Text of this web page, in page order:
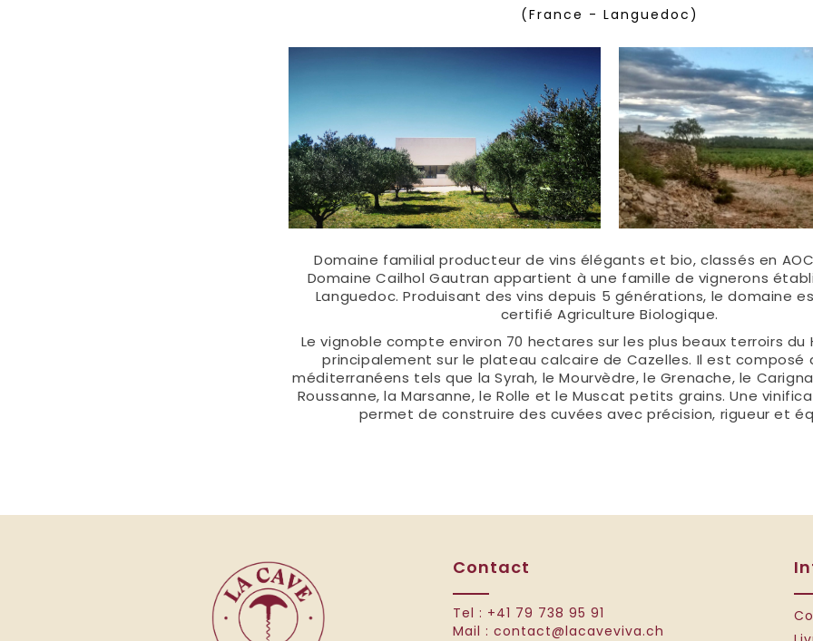
(France - Languedoc)
Domaine familial producteur de vins élégants et bio, classés en
Domaine Cailhol Gautran appartient à une famille de vignerons
Languedoc. Produisant des vins depuis 5 générations, le domaine
certifié Agriculture Biologique.
Le vignoble compte environ 70 hectares sur les plus beaux terroirs du
principalement sur le plateau calcaire de Cazelles. Il est composé
méditerranéens tels que la Syrah, le Mourvèdre, le Grenache, le
Roussanne, la Marsanne, le Rolle et le Muscat petits grains. Une
permet de construire des cuvées avec précision, rigueur et
Contact
Tel : +41 79 738 95 91
Mail : contact@lacaveviva.ch